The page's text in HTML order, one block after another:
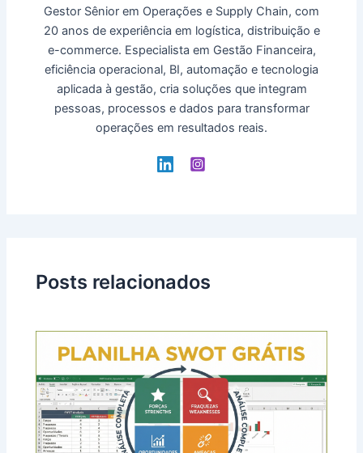
Gestor Sênior em Operações e Supply Chain, com
20 anos de experiência em logística, distribuição e
e-commerce. Especialista em Gestão Financeira,
eficiência operacional, BI, automação e tecnologia
aplicada à gestão, cria soluções que integram
pessoas, processos e dados para transformar
operações em resultados reais.
Posts relacionados